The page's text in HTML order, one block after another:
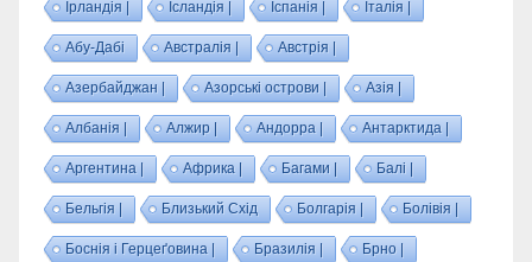
Ірландія | Ісландія | Іспанія | Італія |
Абу-Дабі Австралія | Австрія |
Азербайджан | Азорські острови | Азія |
Албанія | Алжир | Андорра | Антарктида |
Аргентина | Африка | Багами | Балі |
Бельгія | Близький Схід Болгарія | Болівія |
Боснія і Герцеґовина | Бразилія | Брно |